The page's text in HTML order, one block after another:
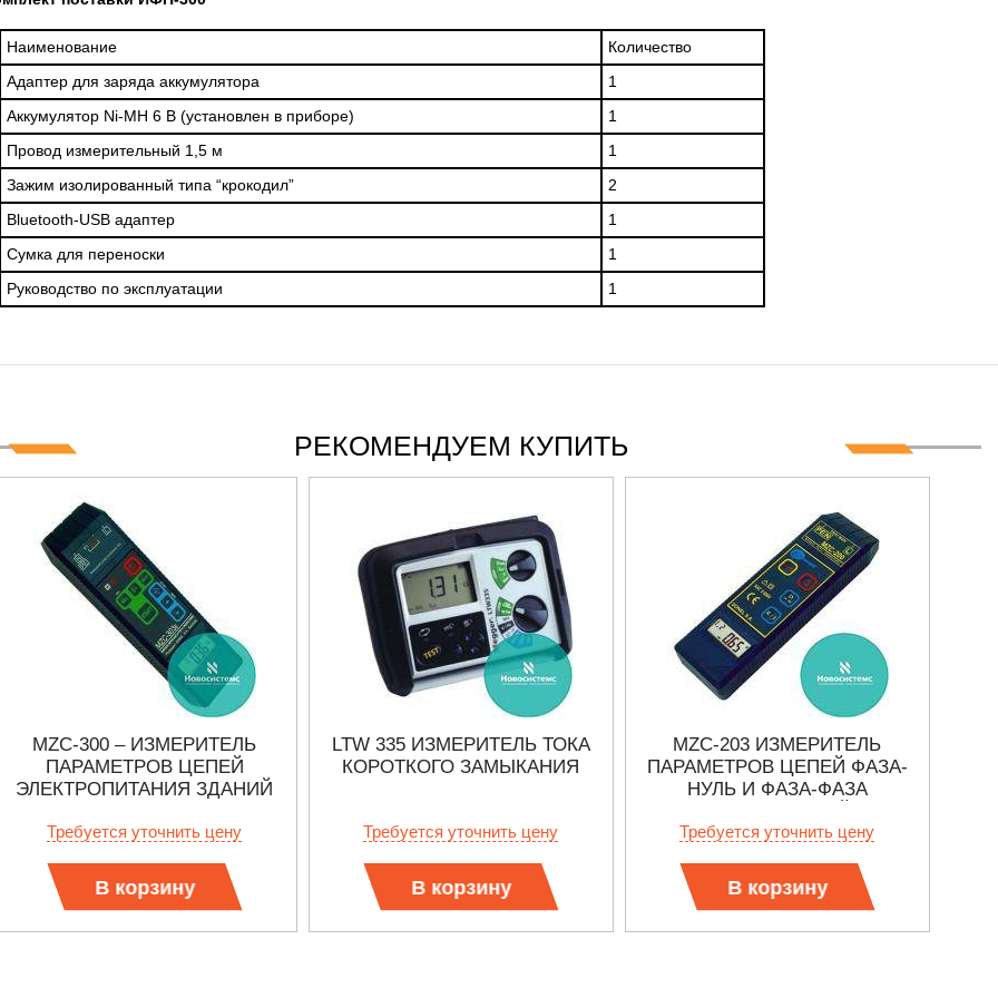
Наименование
Количество
Адаптер для заряда аккумулятора
1
Аккумулятор Ni-MH 6 В (установлен в приборе)
1
Провод измерительный 1,5 м
1
Зажим изолированный типа “крокодил”
2
Bluetooth-USB адаптер
1
Сумка для переноски
1
Руководство по эксплуатации 1
РЕКОМЕНДУЕМ КУПИТЬ
MZC-300 – ИЗМЕРИТЕЛЬ
ПАРАМЕТРОВ ЦЕПЕЙ
ЭЛЕКТРОПИТАНИЯ ЗДАНИЙ
Требуется уточнить цену
В корзину
LTW 335 ИЗМЕРИТЕЛЬ ТОКА
КОРОТКОГО ЗАМЫКАНИЯ
Требуется уточнить цену
В корзину
MZC-203 ИЗМЕРИТЕЛЬ
ПАРАМЕТРОВ ЦЕПЕЙ ФАЗА-
НУЛЬ И ФАЗА-ФАЗА
Требуется уточнить цену
В корзину